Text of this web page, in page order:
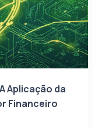
Aplicação da
Financeiro